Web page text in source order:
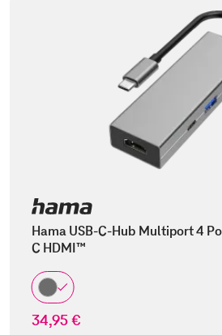
Hama USB-C-Hub Multiport 4
C HDMI™
34,95 €